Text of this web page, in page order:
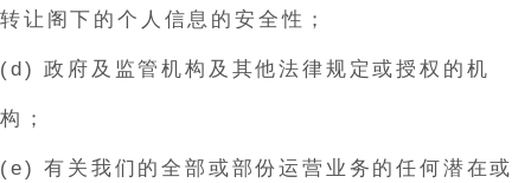
转让阁下的个人信息的安全性；
(d) 政府及监管机构及其他法律规定或授权的机
构；
(e) 有关我们的全部或部份运营业务的任何潜在或